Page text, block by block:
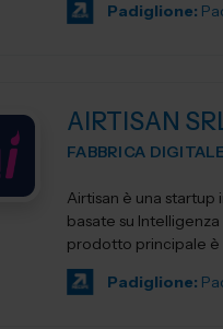
Padiglione:
AIRTISAN
FABBRICA
Airtisan è una startup
basate su Intelligenza
prodotto principale è
Padiglione: